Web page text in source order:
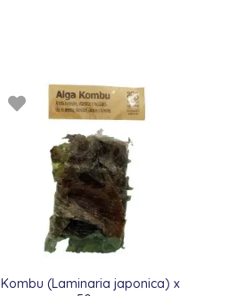
Kombu (Laminaria japonica) x